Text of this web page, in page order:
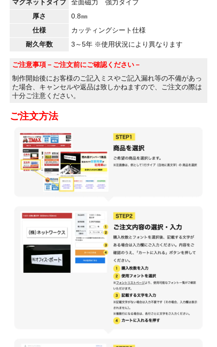
マグネットタイプ
全面磁力 強力タイプ
厚さ
0.8㎜
仕様
カッティングシート仕様
耐久年数
3～5年 ※使用状況により異なります
ご注意事項 －ご注文前にご確認ください－
制作開始後にお客様のご記入ミスやご記入漏れ等の不備があっ
た場合、キャンセルや返品は致しかねますので、ご注文の際は
十分ご注意ください。
ご注文方法